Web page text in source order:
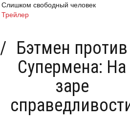
/ Бэтмен против
Супермена: На
заре
Слишком свободный человек
Трейлер
Одноклассницы: Новый поворот
Трейлер
Призраки Элоиз